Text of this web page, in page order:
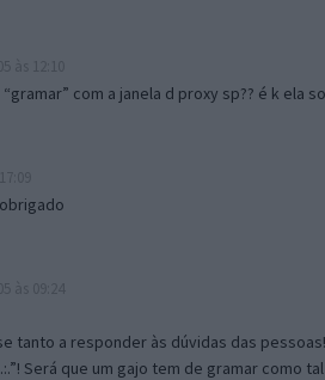
com a janela d proxy sp?? é k ela
tanto a responder às dúvidas das pessoas!
Será que um gajo tem de gramar como